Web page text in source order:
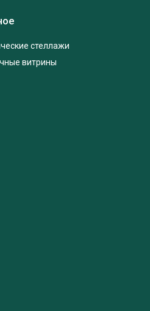
стеллажи
витрины